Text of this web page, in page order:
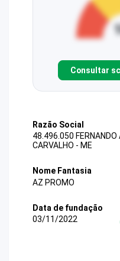
Consultar
Razão Social
48.496.050 FERNANDO
CARVALHO - ME
Nome Fantasia
AZ PROMO
Data de fundação
03/11/2022